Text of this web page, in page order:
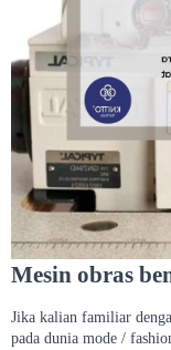
Mesin obras
Jika kalian familiar
pada dunia mode /